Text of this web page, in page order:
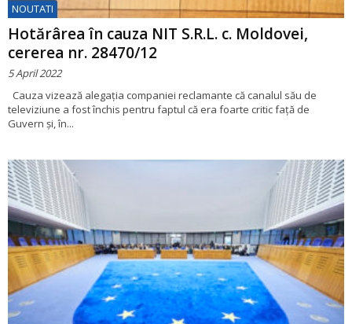
NOUTATI
Hotărârea în cauza NIT S.R.L. c. Moldovei,
cererea nr. 28470/12
5 April 2022
Cauza vizează alegația companiei reclamante că canalul său de
televiziune a fost închis pentru faptul că era foarte critic față de
Guvern și, în...